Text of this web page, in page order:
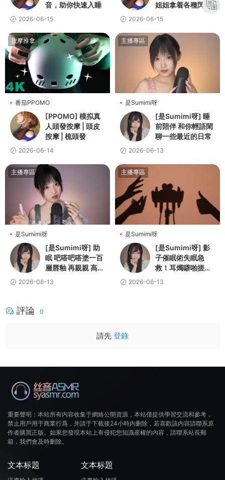
音，助你快速入睡
2026-06-15
姐姐拿着各種閃閃
發光的道具讓你輕
2026-06-15
按摩推拿
番茄PPOMO
[PPOMO] 模拟真
人頭發按摩 | 頭皮
按摩 | 梳頭發
2026-06-14
主播專區
是Sumimi呀
[是Sumimi呀] 睡
前陪伴 和你輕語閑
聊一些最近的日常
2026-06-13
主播專區
是Sumimi呀
[是Sumimi呀] 助
眠 吧嗒吧嗒塗一百
層唇釉 再親親 高解
析無損音質
2026-06-13
主播專區
是Sumimi呀
[是Sumimi呀] 影
子催眠術失眠急
救！耳燭噼啪搓手
馬尾絲刷麥水沙漏
2026-06-13
評論 0
請先 登錄
重要聲明：本站所有内容收集于網絡公開資源，本站僅提供學習交流和參考，
禁止用戶用于商業行爲，并請于下載後24小時内删除，若喜歡該内容請聯系原
作者購買正版。如果您發現本站上有侵犯您知識産權的内容，請聯系站長郵
箱，我們會及時删除。
文本标題 文本标題